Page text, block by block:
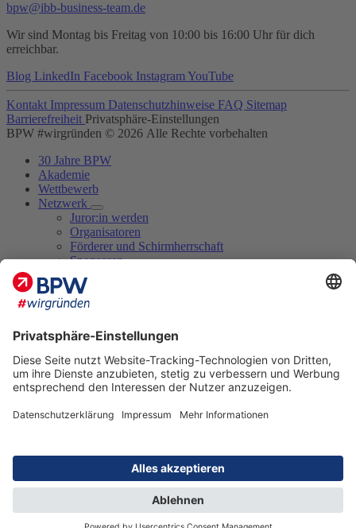
bpw@ibb-business-team.de
Wir sind Montag bis Freitag von 10:00 bis 16:00 Uhr für dich
erreichbar.
Blog LinkedIn Facebook InstagramYouTube
Kontakt Impressum Datenschutzhinweise FAQ Sitemap
Barrierefreiheit Privatsphäre-Einstellungen
BPW #wirgründen © 2026 Alle Rechte vorbehalten
30 Jahre BPW
Akademie
Wettbewerb
Netzwerk
Juror:in werden
Organisatoren
Förderer und Schirmherrschaft
Sponsoren
Kooperationspartner und Hochschulen
Juror:innen 2026
Marktplatz
Blog
Aktuelles zum BPW
BPW-Tipp
BPW-Veranstaltungen
Erfolgsgeschichten
Filme
Finalist:innen
BPW Login
deen